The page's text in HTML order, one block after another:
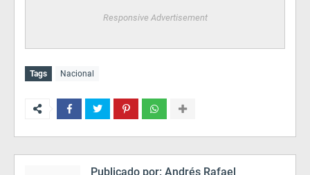
Responsive Advertisement
Tags Nacional
Publicado por: Andrés Rafael